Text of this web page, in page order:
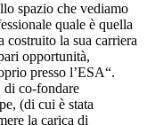
spazio che vediamo
quale è quella
la sua carriera
opportunità,
presso l’ESA“.
di co-fondare
(di cui è stata
la carica di